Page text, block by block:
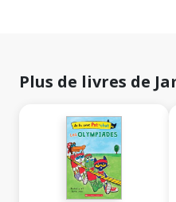
Plus de livres de